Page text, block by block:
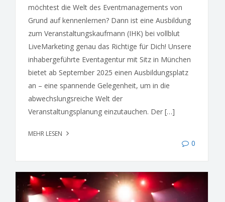
möchtest die Welt des Eventmanagements von
Grund auf kennenlernen? Dann ist eine Ausbildung
zum Veranstaltungskaufmann (IHK) bei vollblut
LiveMarketing genau das Richtige für Dich! Unsere
inhabergeführte Eventagentur mit Sitz in München
bietet ab September 2025 einen Ausbildungsplatz
an – eine spannende Gelegenheit, um in die
abwechslungsreiche Welt der
Veranstaltungsplanung einzutauchen. Der […]
MEHR LESEN
0